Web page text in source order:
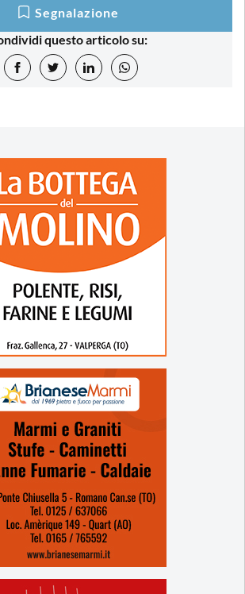
Segnalazione
questo articolo su: